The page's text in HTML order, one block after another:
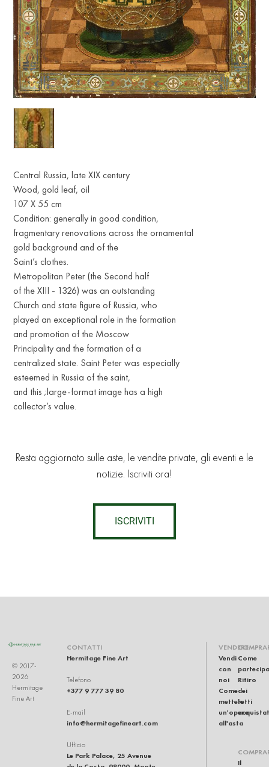
Central Russia, late XIX century
Wood, gold leaf, oil
107 X 55 cm
Condition: generally in good condition,
fragmentary renovations across the ornamental
gold background and of the
Saint’s clothes.
Metropolitan Peter (the Second half
of the XIII - 1326) was an outstanding
Church and state figure of Russia, who
played an exceptional role in the formation
and promotion of the Moscow
Principality and the formation of a
centralized state. Saint Peter was especially
esteemed in Russia of the saint,
and this ;large-format image has a high
collector’s value.
Resta aggiornato sulle aste, le vendite private, gli eventi e le
notizie. Iscriviti ora!
ISCRIVITI
© 2017-
2026
Hermitage
Fine Art
CONTATTI
Hermitage Fine Art
Telefono
+377 9 777 39 80
E-mail
info@hermitagefineart.com
Ufficio
Le Park Palace, 25 Avenue
VENDERE
Vendi
con
noi
Come
mettere
un'opera
all'asta
Come
Ritiro
dei
lotti
Il